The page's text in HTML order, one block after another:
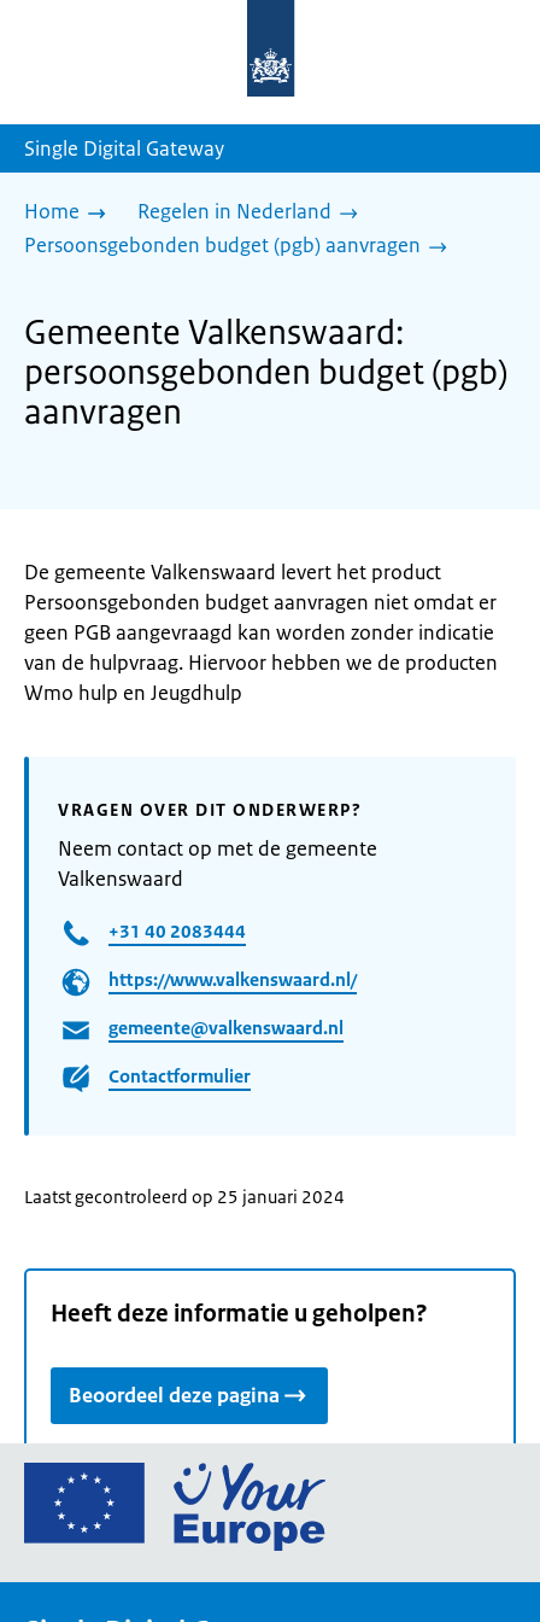
homepage
Single Digital Gateway
Home
Regelen in Nederland
Persoonsgebonden budget (pgb) aanvragen
Gemeente Valkenswaard:
persoonsgebonden budget (pgb)
aanvragen
De gemeente Valkenswaard levert het product
Persoonsgebonden budget aanvragen niet omdat er
geen PGB aangevraagd kan worden zonder indicatie
van de hulpvraag. Hiervoor hebben we de producten
Wmo hulp en Jeugdhulp
VRAGEN OVER DIT ONDERWERP?
Neem contact op met de gemeente
Valkenswaard
+31 40 2083444
https://www.valkenswaard.nl/
gemeente@valkenswaard.nl
Contactformulier
Laatst gecontroleerd op 25 januari 2024
Heeft deze informatie u geholpen?
Beoordeel deze pagina
Ga
de